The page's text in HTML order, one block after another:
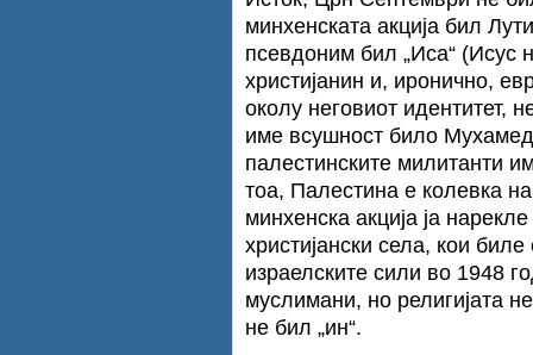
минхенската акција бил
псевдоним бил „Иса“ (Исус
христијанин и, иронично,
околу неговиот идентитет,
име всушност било
палестинските милитанти
тоа, Палестина е колевка на
минхенска акција ја
христијански села, кои
израелските сили во 1948
муслимани, но религијата
не бил „ин“.